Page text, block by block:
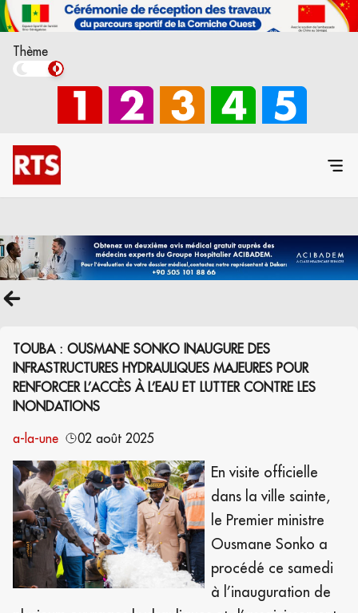
Thème
TOUBA : OUSMANE SONKO INAUGURE DES
INFRASTRUCTURES HYDRAULIQUES MAJEURES POUR
RENFORCER L’ACCÈS À L’EAU ET LUTTER CONTRE LES
INONDATIONS
a-la-une
02 août 2025
En visite officielle
dans la ville sainte,
le Premier ministre
Ousmane Sonko a
procédé ce samedi
à l’inauguration de